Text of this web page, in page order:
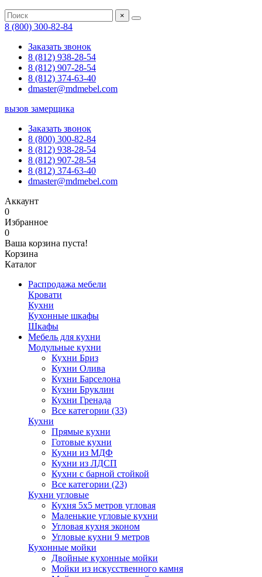
×
8 (800) 300-82-84
Заказать звонок
8 (812) 938-28-54
8 (812) 907-28-54
8 (812) 374-63-40
dmaster@mdmebel.com
вызов замерщика
Заказать звонок
8 (800) 300-82-84
8 (812) 938-28-54
8 (812) 907-28-54
8 (812) 374-63-40
dmaster@mdmebel.com
Аккаунт
0
Избранное
0
Ваша корзина пуста!
Корзина
Каталог
Распродажа мебели
Кровати
Кухни
Кухонные шкафы
Шкафы
Мебель для кухни
Модульные кухни
Кухни Бриз
Кухни Олива
Кухни Барселона
Кухни Бруклин
Кухни Гренада
Все категории (33)
Кухни
Прямые кухни
Готовые кухни
Кухни из МДФ
Кухни из ЛДСП
Кухни с барной стойкой
Все категории (23)
Кухни угловые
Кухня 5х5 метров угловая
Маленькие угловые кухни
Угловая кухня эконом
Угловые кухни 9 метров
Кухонные мойки
Двойные кухонные мойки
Мойки из искусственного камня